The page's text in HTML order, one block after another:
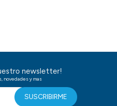
newsletter!
novedades y mas
SUSCRIBIRME